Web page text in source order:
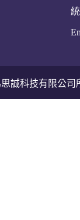
誠科技有限公司